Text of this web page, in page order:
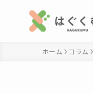
ホーム コラム